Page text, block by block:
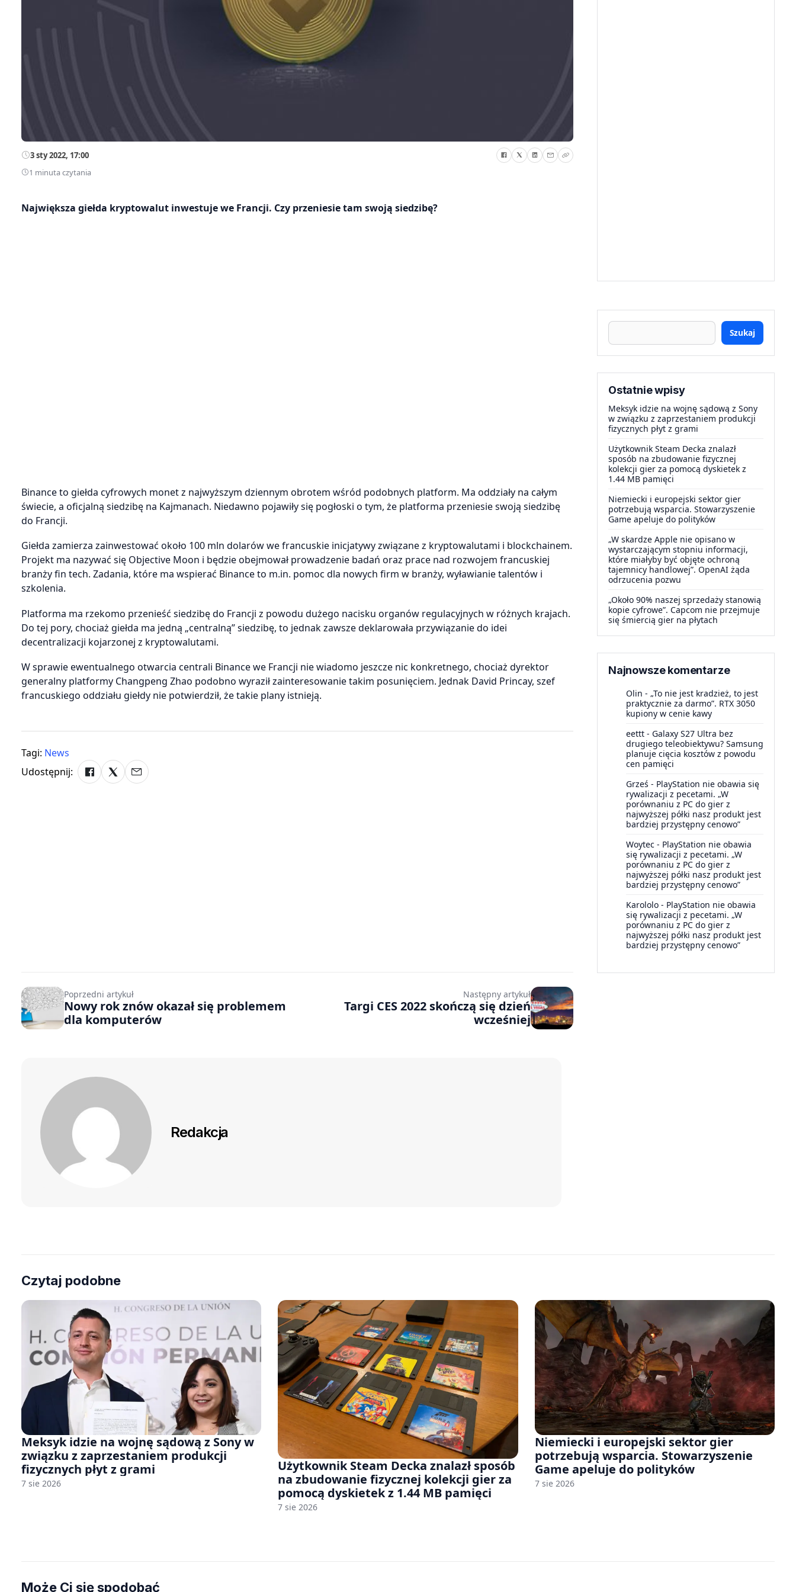
3 sty 2022, 17:00
1 minuta czytania
Największa giełda kryptowalut inwestuje we Francji. Czy przeniesie tam swoją siedzibę?
Binance to giełda cyfrowych monet z najwyższym dziennym obrotem wśród podobnych platform. Ma oddziały na całym
świecie, a oficjalną siedzibę na Kajmanach. Niedawno pojawiły się pogłoski o tym, że platforma przeniesie swoją siedzibę
do Francji.
Giełda zamierza zainwestować około 100 mln dolarów we francuskie inicjatywy związane z kryptowalutami i blockchainem.
Projekt ma nazywać się Objective Moon i będzie obejmował prowadzenie badań oraz prace nad rozwojem francuskiej
branży fin tech. Zadania, które ma wspierać Binance to m.in. pomoc dla nowych firm w branży, wyławianie talentów i
szkolenia.
Platforma ma rzekomo przenieść siedzibę do Francji z powodu dużego nacisku organów regulacyjnych w różnych krajach.
Do tej pory, chociaż giełda ma jedną „centralną” siedzibę, to jednak zawsze deklarowała przywiązanie do idei
decentralizacji kojarzonej z kryptowalutami.
W sprawie ewentualnego otwarcia centrali Binance we Francji nie wiadomo jeszcze nic konkretnego, chociaż dyrektor
generalny platformy Changpeng Zhao podobno wyraził zainteresowanie takim posunięciem. Jednak David Princay, szef
francuskiego oddziału giełdy nie potwierdził, że takie plany istnieją.
Tagi: News
Udostępnij:
Szukaj
Ostatnie wpisy
Meksyk idzie na wojnę sądową z Sony
w związku z zaprzestaniem produkcji
fizycznych płyt z grami
Użytkownik Steam Decka znalazł
sposób na zbudowanie fizycznej
kolekcji gier za pomocą dyskietek z
1.44 MB pamięci
Niemiecki i europejski sektor gier
potrzebują wsparcia. Stowarzyszenie
Game apeluje do polityków
„W skardze Apple nie opisano w
wystarczającym stopniu informacji,
które miałyby być objęte ochroną
tajemnicy handlowej”. OpenAI żąda
odrzucenia pozwu
„Około 90% naszej sprzedaży stanowią
kopie cyfrowe”. Capcom nie przejmuje
się śmiercią gier na płytach
Najnowsze komentarze
Olin - „To nie jest kradzież, to jest
praktycznie za darmo”. RTX 3050
kupiony w cenie kawy
eettt - Galaxy S27 Ultra bez
drugiego teleobiektywu? Samsung
planuje cięcia kosztów z powodu
cen pamięci
Grześ - PlayStation nie obawia się
rywalizacji z pecetami. „W
porównaniu z PC do gier z
najwyższej półki nasz produkt jest
bardziej przystępny cenowo”
Woytec - PlayStation nie obawia
się rywalizacji z pecetami. „W
porównaniu z PC do gier z
najwyższej półki nasz produkt jest
bardziej przystępny cenowo”
Karololo - PlayStation nie obawia
się rywalizacji z pecetami. „W
porównaniu z PC do gier z
najwyższej półki nasz produkt jest
bardziej przystępny cenowo”
Poprzedni artykuł
Nowy rok znów okazał się problemem
dla komputerów
Następny artykuł
Targi CES 2022 skończą się dzień
wcześniej
Redakcja
Czytaj podobne
Meksyk idzie na wojnę sądową z Sony w
związku z zaprzestaniem produkcji
fizycznych płyt z grami
7 sie 2026
Użytkownik Steam Decka znalazł sposób
na zbudowanie fizycznej kolekcji gier za
pomocą dyskietek z 1.44 MB pamięci
7 sie 2026
Niemiecki i europejski sektor gier
potrzebują wsparcia. Stowarzyszenie
Game apeluje do polityków
7 sie 2026
Może Ci się spodobać